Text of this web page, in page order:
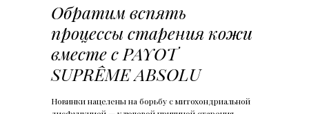
Обратим вспять
процессы старения кожи
вместе с PAYOT
SUPRÊME ABSOLU
Новинки нацелены на борьбу с митохондриальной